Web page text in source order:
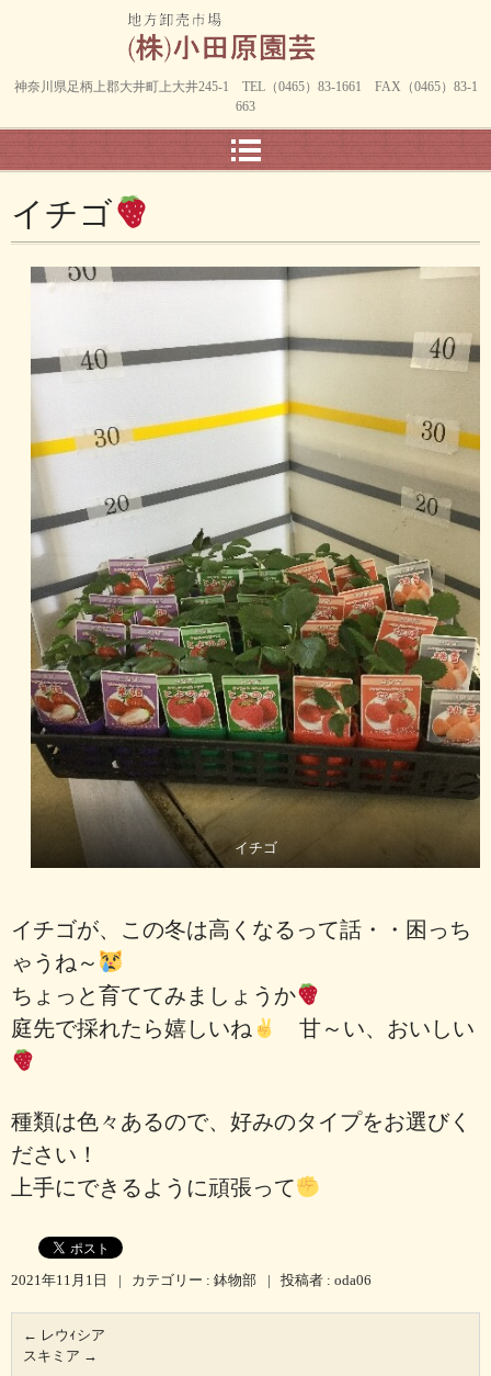
神奈川県足柄上郡大井町上大井245-1 TEL（0465）83-1661 FAX（0465）83-1
663
イチゴ
イチゴ
イチゴが、この冬は高くなるって話・・困っち
ゃうね～
ちょっと育ててみましょうか
庭先で採れたら嬉しいね
甘～い、おいしい
種類は色々あるので、好みのタイプをお選びく
ださい！
上手にできるように頑張って
2021年11月1日 | カテゴリー : 鉢物部 | 投稿者 : oda06
← レウｨシア
スキミア →